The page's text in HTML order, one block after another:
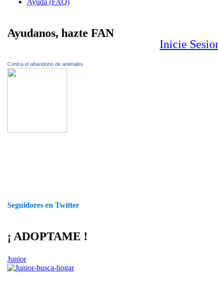
Ayuda (FAQ)
Ayudanos, hazte FAN
Contra el abandono de animales
Seguidores en Twitter
¡ ADOPTAME !
Junior
Inicie